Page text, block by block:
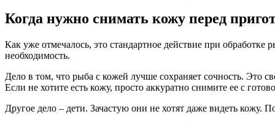
Когда нужно снимать кожу перед
Как уже отмечалось, это стандартное действие при
необходимость.
Дело в том, что рыба с кожей лучше сохраняет сочность. Это
Если не хотите есть кожу, просто аккуратно снимите ее с
Другое дело – дети. Зачастую они не хотят даже видеть кожу.